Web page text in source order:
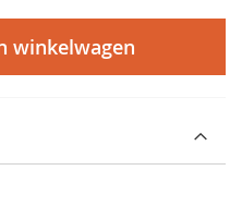
winkelwagen